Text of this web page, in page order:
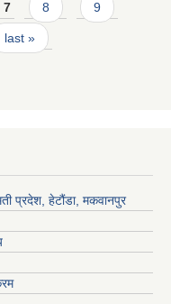
7 8 9
last »
प्रदेश, हेटौंडा, मकवानपुर